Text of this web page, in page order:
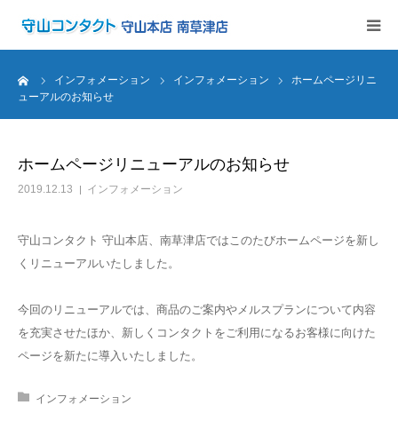
インフォメーション インフォメーション
ホームページリニ
ューアルのお知らせ
ホームページリニューアルのお知らせ
2019.12.13 インフォメーション
守山コンタクト 守山本店、南草津店ではこのたびホームページを新し
くリニューアルいたしました。
今回のリニューアルでは、商品のご案内やメルスプランについて内容
を充実させたほか、新しくコンタクトをご利用になるお客様に向けた
ページを新たに導入いたしました。
インフォメーション
インフォメーション
メルスプラン
店舗案内